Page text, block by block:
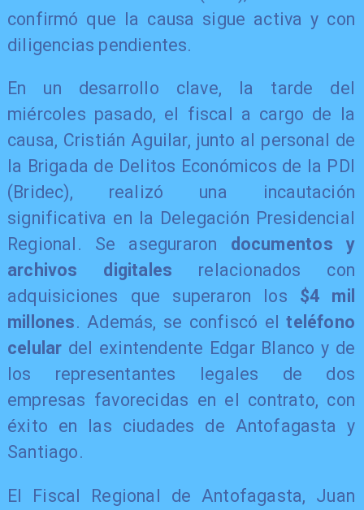
confirmó que la causa sigue activa y con
diligencias pendientes.
En un desarrollo clave, la tarde del
miércoles pasado, el fiscal a cargo de la
causa, Cristián Aguilar, junto al personal de
la Brigada de Delitos Económicos de la PDI
(Bridec), realizó una incautación
significativa en la Delegación Presidencial
Regional. Se aseguraron documentos y
archivos digitales relacionados con
adquisiciones que superaron los $4 mil
millones. Además, se confiscó elteléfono
celular del exintendente Edgar Blanco y de
los representantes legales de dos
empresas favorecidas en el contrato, con
éxito en las ciudades de Antofagasta y
Santiago.
El Fiscal Regional de Antofagasta, Juan